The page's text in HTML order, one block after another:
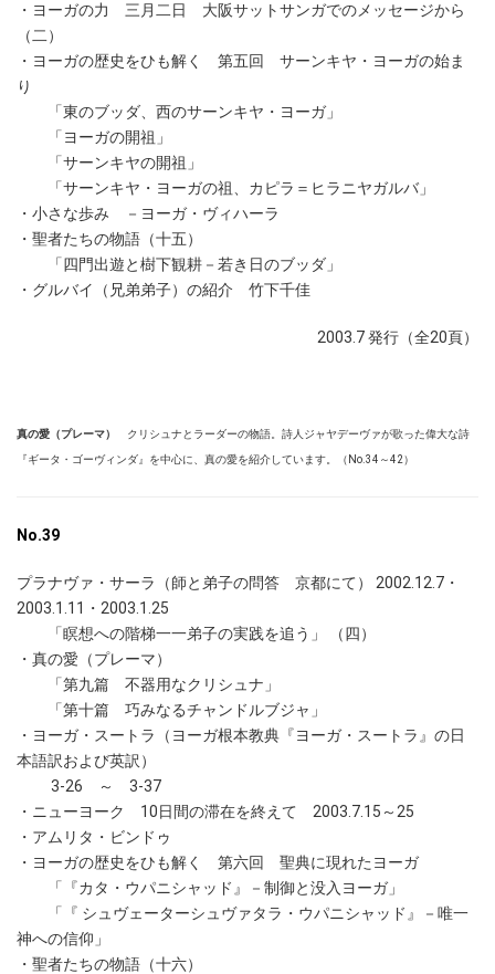
・ヨーガの力 三月二日 大阪サットサンガでのメッセージから
（二）
・ヨーガの歴史をひも解く 第五回 サーンキヤ・ヨーガの始ま
り
「東のブッダ、西のサーンキヤ・ヨーガ」
「ヨーガの開祖」
「サーンキヤの開祖」
「サーンキヤ・ヨーガの祖、カピラ＝ヒラニヤガルバ」
・小さな歩み －ヨーガ・ヴィハーラ
・聖者たちの物語（十五）
「四門出遊と樹下観耕－若き日のブッダ」
・グルバイ（兄弟弟子）の紹介 竹下千佳
2003.7 発行（全20頁）
真の愛（プレーマ） クリシュナとラーダーの物語。詩人ジャヤデーヴァが歌った偉大な詩
『ギータ・ゴーヴィンダ』を中心に、真の愛を紹介しています。（No.34～42）
No.39
プラナヴァ・サーラ（師と弟子の問答 京都にて） 2002.12.7・
2003.1.11・2003.1.25
「瞑想への階梯一一弟子の実践を追う」 （四）
・真の愛（プレーマ）
「第九篇 不器用なクリシュナ」
「第十篇 巧みなるチャンドルブジャ」
・ヨーガ・スートラ（ヨーガ根本教典『ヨーガ・スートラ』の日
本語訳および英訳）
3-26 ～ 3-37
・ニューヨーク 10日間の滞在を終えて 2003.7.15～25
・アムリタ・ビンドゥ
・ヨーガの歴史をひも解く 第六回 聖典に現れたヨーガ
「『カタ・ウパニシャッド』－制御と没入ヨーガ」
「『 シュヴェーターシュヴァタラ・ウパニシャッド』－唯一
神への信仰」
・聖者たちの物語（十六）